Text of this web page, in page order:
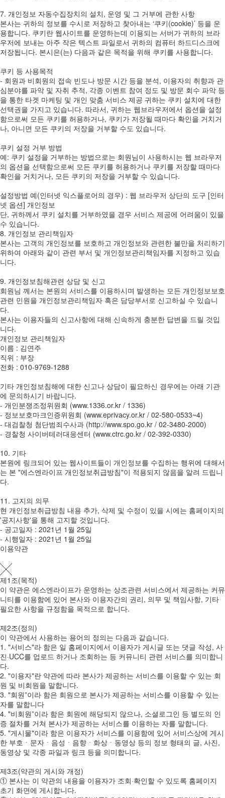
7. 개인정보 자동수집장치의 설치, 운영 및 그 거부에 관한 사항
본사는 귀하의 정보를 수시로 저장하고 찾아내는 ‘쿠키(cookie)’ 등을 운
용합니다. 쿠키란 웹사이트를 운영하는데 이용되는 서버가 귀하의 브라
우저에 보내는 아주 작은 텍스트 파일로서 귀하의 컴퓨터 하드디스크에
저장됩니다. 본시은(는) 다음과 같은 목적을 위해 쿠키를 사용합니다.
쿠키 등 사용목적
- 회원과 비회원의 접속 빈도나 방문 시간 등을 분석, 이용자의 취향과 관
심분야를 파악 및 자취 추적, 각종 이벤트 참여 정도 및 방문 회수 파악 등
을 통한 타겟 마케팅 및 개인 맞춤 서비스 제공 귀하는 쿠키 설치에 대한
선택권을 가지고 있습니다. 따라서, 귀하는 웹브라우저에서 옵션을 설정
함으로써 모든 쿠키를 허용하거나, 쿠키가 저장될 때마다 확인을 거치거
나, 아니면 모든 쿠키의 저장을 거부할 수도 있습니다.
쿠키 설정 거부 방법
예: 쿠키 설정을 거부하는 방법으로는 회원님이 사용하시는 웹 브라우저
의 옵션을 선택함으로써 모든 쿠키를 허용하거나 쿠키를 저장할 때마다
확인을 거치거나, 모든 쿠키의 저장을 거부할 수 있습니다.
설정방법 예(인터넷 익스플로어의 경우) : 웹 브라우저 상단의 도구 [인터
넷 옵션] 개인정보
단, 귀하께서 쿠키 설치를 거부하였을 경우 서비스 제공에 어려움이 있을
수 있습니다.
8. 개인정보 관리책임자
본사는 고객의 개인정보를 보호하고 개인정보와 관련한 불만을 처리하기
위하여 아래와 같이 관련 부서 및 개인정보관리책임자를 지정하고 있습
니다.
9. 개인정보침해관련 상담 및 신고
회원님 께서는 본원의 서비스를 이용하시며 발생하는 모든 개인정보보호
관련 민원을 개인정보관리책임자 혹은 담당부서로 신고하실 수 있습니
다.
본사는 이용자들의 신고사항에 대해 신속하게 충분한 답변을 드릴 것입
니다.
개인정보 관리책임자
이름 : 김연주
직위 : 부장
전화 : 010-9769-1288
기타 개인정보침해에 대한 신고나 상담이 필요하신 경우에는 아래 기관
에 문의하시기 바랍니다.
- 개인분쟁조정위원회 (www.1336.or.kr / 1336)
- 정보보호마크인증위원회 (www.eprivacy.or.kr / 02-580-0533~4)
- 대검찰청 첨단범죄수사과 (http://www.spo.go.kr / 02-3480-2000)
- 경찰청 사이버테러대응센터 (www.ctrc.go.kr / 02-392-0330)
10. 기타
본원에 링크되어 있는 웹사이트들이 개인정보를 수집하는 행위에 대해서
는 본 "에스엔라이프 개인정보취급방침"이 적용되지 않음을 알려 드립니
다.
11. 고지의 의무
현 개인정보취급방침 내용 추가, 삭제 및 수정이 있을 시에는 홈페이지의
'공지사항'을 통해 고지할 것입니다.
- 공고일자 : 2021년 1월 25일
- 시행일자 : 2021년 1월 25일
이용약관
제1조(목적)
이 약관은 에스엔라이프가 운영하는 상조관련 서비스에서 제공하는 커뮤
니티를 이용함에 있어 본사와 이용자간의 권리, 의무 및 책임사항, 기타
필요한 사항을 규정함을 목적으로 합니다.
제2조(정의)
이 약관에서 사용하는 용어의 정의는 다음과 같습니다.
1. "서비스"라 함은 일 홈페이지에서 이용자가 게시글 또는 댓글 작성, 사
진·UCC를 업로드 하거나 조회하는 등 커뮤니티 관련 서비스를 의미합니
다.
2. "이용자"란 약관에 따라 본사가 제공하는 서비스를 이용할 수 있는 회
원 및 비회원을 말합니다.
3. "회원”이라 함은 회원으로 본사가 제공하는 서비스를 이용할 수 있는
자를 말합니다
4. "비회원”이라 함은 회원에 해당되지 않으나, 소셜로그인 등 별도의 인
증 절차를 거쳐 본사가 제공하는 서비스를 이용하는 자를 말합니다.
5. "게시물"이라 함은 이용자가 서비스를 이용함에 있어 서비스상에 게시
한 부호ㆍ문자ㆍ음성ㆍ음향ㆍ화상ㆍ동영상 등의 정보 형태의 글, 사진,
동영상 및 각종 파일과 링크 등을 의미합니다.
제3조(약관의 게시와 개정)
① 본사는 이 약관의 내용을 이용자가 조회·확인할 수 있도록 홈페이지
초기 화면에 게시합니다.